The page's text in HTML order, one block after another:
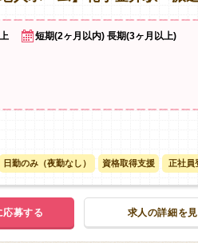
短期(2ヶ月以内) 長期(3ヶ月以上)
日勤のみ（夜勤なし） 資格取得支援 正社員
応募する 求人の詳細を